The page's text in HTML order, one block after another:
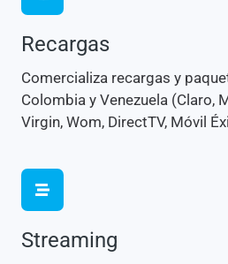
Recargas
Comercializa recargas y
Colombia y Venezuela (Claro,
Virgin, Wom, DirectTV, Móvil
Streaming